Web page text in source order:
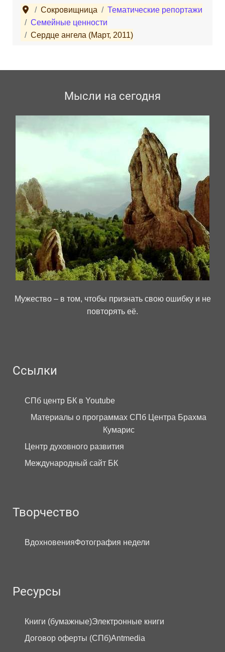
Сокровищница
Тематические репортажи
Семейные ценности
Сердце ангела (Март, 2011)
Мысли на сегодня
Мужество – в том, чтобы признать свою ошибку и не
повторять её.
Ссылки
СПб центр БК в Youtube
Материалы о программах СПб Центра Брахма
Кумарис
Центр духовного развития
Международный сайт БК
Творчество
ВдохновенияФотография недели
Ресурсы
Книги (бумажные)Электронные книги
Договор оферты (СПб)Antmedia